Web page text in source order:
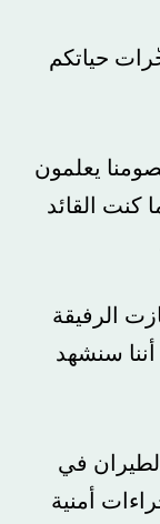
حياتكم
يعلمون
كنت القائد
الرفيقة
سنشهد
في
أمنية